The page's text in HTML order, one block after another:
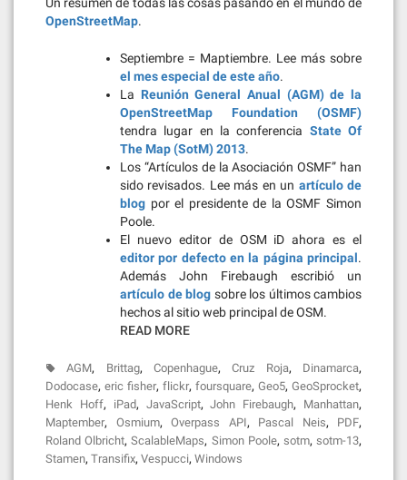
OpenStreetMap.
Septiembre = Maptiembre. Lee más sobre
el mes especial de este año.
La Reunión General Anual (AGM) de la
OpenStreetMap Foundation (OSMF)
tendra lugar en la conferencia State Of
The Map (SotM) 2013.
Los “Artículos de la Asociación OSMF” han
sido revisados. Lee más en un artículo de
blog por el presidente de la OSMF Simon
Poole.
El nuevo editor de OSM iD ahora es el
editor por defecto en la página principal.
Además John Firebaugh escribió un
artículo de blog sobre los últimos cambios
hechos al sitio web principal de OSM.
READ MORE
AGM, Brittag,Copenhague,Cruz Roja, Dinamarca,
Dodocase, eric fisher, flickr, foursquare, Geo5, GeoSprocket,
Henk Hoff, iPad, JavaScript,John Firebaugh, Manhattan,
Maptember, Osmium, Overpass API, Pascal Neis, PDF,
Roland Olbricht,ScalableMaps, Simon Poole, sotm,sotm-13,
Stamen, Transifix, Vespucci, Windows